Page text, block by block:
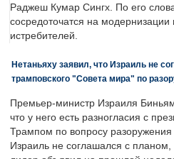
Раджеш Кумар Сингх. По его
сосредоточатся на
истребителей.
Нетаньяху заявил, что Израиль не
трамповского "Совета мира" по
Премьер-министр Израиля
что у него есть разногласия с
Трампом по вопросу
Израиль не соглашался с